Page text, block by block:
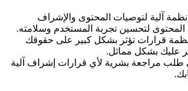
آلية لتوصيات المحتوى والإشراف
لتحسين تجربة المستخدم وسلامته.
قرارات تؤثر بشكل كبير على حقوقك
عليك بشكل مماثل.
طلب مراجعة بشرية لأي قرارات إشراف آلية